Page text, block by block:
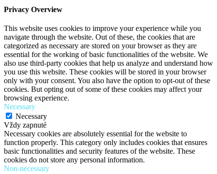
Privacy Overview
This website uses cookies to improve your experience while you
navigate through the website. Out of these, the cookies that are
categorized as necessary are stored on your browser as they are
essential for the working of basic functionalities of the website. We
also use third-party cookies that help us analyze and understand how
you use this website. These cookies will be stored in your browser
only with your consent. You also have the option to opt-out of these
cookies. But opting out of some of these cookies may affect your
browsing experience.
Necessary
Necessary
Vždy zapnuté
Necessary cookies are absolutely essential for the website to
function properly. This category only includes cookies that ensures
basic functionalities and security features of the website. These
cookies do not store any personal information.
Non-necessary